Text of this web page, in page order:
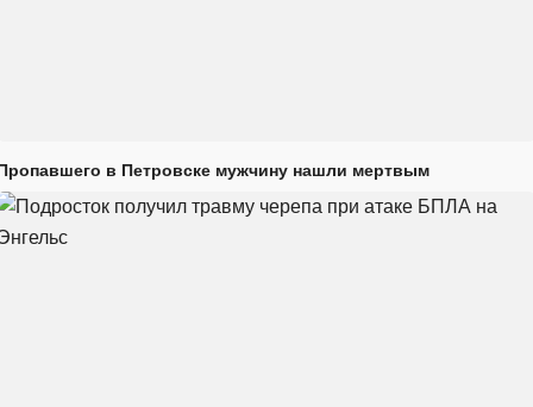
в Петровске мужчину нашли мертвым